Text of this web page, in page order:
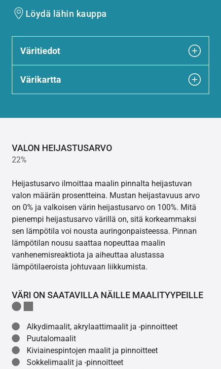
Löydä lähin kauppa
Väritiedot
Värikartta
VALON HEIJASTUSARVO
22%
Heijastusarvo ilmoittaa maalin pinnalta heijastuvan
valon määrän prosentteina. Mustan heijastavuus arvo
on 0% ja valkoisen värin heijastusarvo on 100%. Mitä
pienempi heijastusarvo värillä on, sitä korkeammaksi
sen lämpötila voi nousta auringonpaisteessa. Pinnan
lämpötilan nousu saattaa nopeuttaa maalin
vanhenemisreaktiota ja aiheuttaa alustassa
lämpötilaeroista johtuvaan liikkumista.
VÄRI ON SAATAVILLA NÄILLE MAALITYYPEILLE
Alkydimaalit, akrylaattimaalit ja -pinnoitteet
Puutalomaalit
Kiviainespintojen maalit ja pinnoitteet
Sokkelimaalit ja -pinnoitteet